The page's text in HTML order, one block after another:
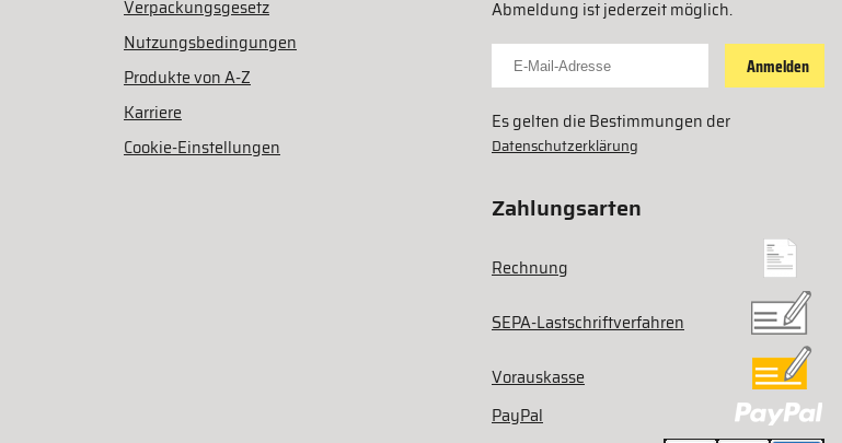
Verpackungsgesetz
Nutzungsbedingungen
Produkte von A-Z
Karriere
Cookie-Einstellungen
Abmeldung ist jederzeit möglich.
Für Newsletter anmelden
Anmelden
Es gelten die Bestimmungen der
Datenschutzerklärung
Zahlungsarten
Rechnung
SEPA-Lastschriftverfahren
Vorauskasse
PayPal